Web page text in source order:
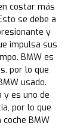
costar más
se debe a
y
impulsa sus
BMW es
por lo que
usado.
y es uno de
por lo que
BMW